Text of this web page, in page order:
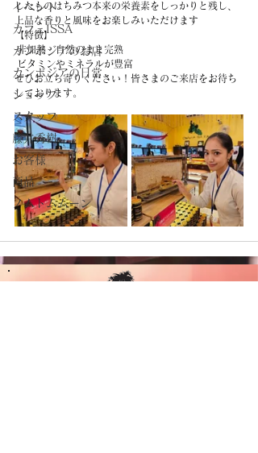
イベント
カフェISSA
カンボジアのお店
カンボジアの日常
ショップ
スタッフ
藤井秀樹
お客様
商品
ノムトムムーン
したものはちみつ本来の栄養素をしっかりと残し、
上品な香りと風味をお楽しみいただけます
【特徴】
非加熱・自然のまま完熟
ビタミンやミネラルが豊富
ぜひお立ち寄りください！皆さまのご来店をお待ち
しております。